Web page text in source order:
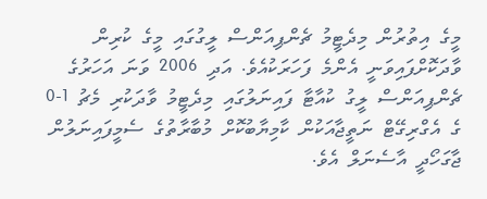
މީގެ އިތުރުން މިދެޓީމު ޗެންޕިއަންސް ލީގުގައި މީގެ ކުރިން
ވާދަކޮށްފައިވަނީ އެންމެ ފަހަރަކުއެވެ. އަދި 2006 ވަނަ އަހަރުގެ
ޗެންޕިއަންސް ލީގު ކުއާޓާ ފައިނަލުގައި މިދެޓީމު ވާދަކުރި މެޗު 1-0
ގެ އެގްރިގޭޓް ނަތީޖާއަކުން ކާމިޔާބުކޮށް މުބާރާތުގެ ސެމީފައިނަލުން
ޖާގަހޯދީ އާސެނަލް އެވެ.